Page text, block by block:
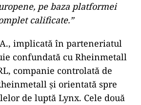
pe baza platformei
calificate.”
implicată în parteneriatul
confundată cu Rheinmetall
companie controlată de
și orientată spre
de luptă Lynx. Cele două